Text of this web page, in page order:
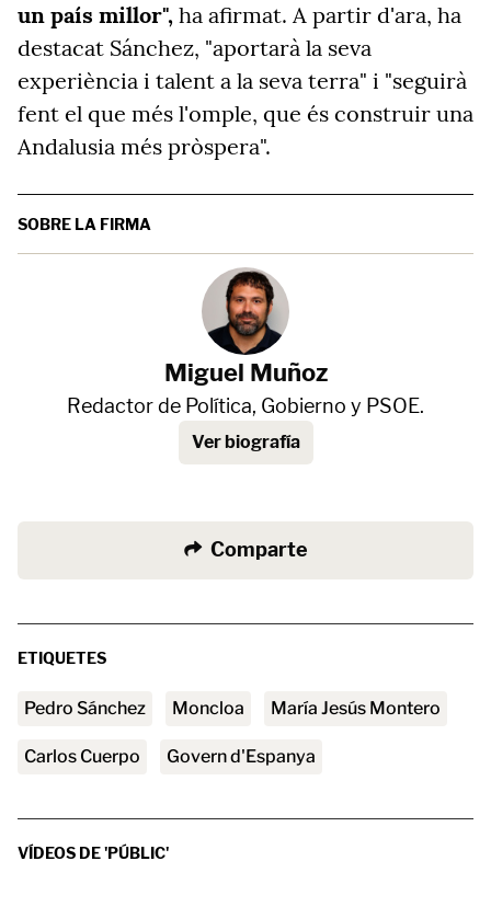
un país millor", ha afirmat. A partir d'ara, ha
destacat Sánchez, "aportarà la seva
experiència i talent a la seva terra" i "seguirà
fent el que més l'omple, que és construir una
Andalusia més pròspera".
SOBRE LA FIRMA
Miguel Muñoz
Redactor de Política, Gobierno y PSOE.
Ver biografía
Comparte
ETIQUETES
Pedro Sánchez Moncloa María Jesús Montero
Carlos Cuerpo govern d'Espanya
VÍDEOS DE 'PÚBLIC'